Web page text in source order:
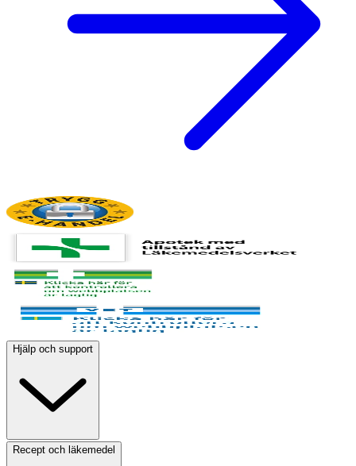
Hjälp och support
Recept och läkemedel